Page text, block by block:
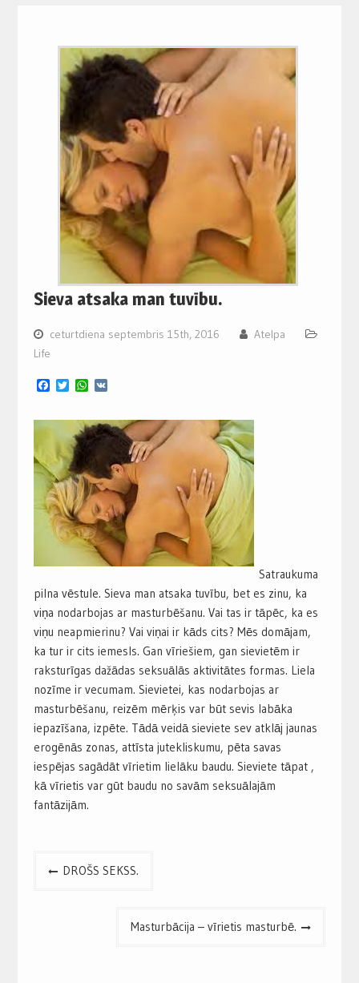
Sieva atsaka man tuvību.
ceturtdiena septembris 15th, 2016
Atelpa
Life
Facebook
TwitterWhatsApp
VK
Satraukuma
pilna vēstule. Sieva man atsaka tuvību, bet es zinu, ka
viņa nodarbojas ar masturbēšanu. Vai tas ir tāpēc, ka es
viņu neapmierinu? Vai viņai ir kāds cits? Mēs domājam,
ka tur ir cits iemesls. Gan vīriešiem, gan sievietēm ir
raksturīgas dažādas seksuālās aktivitātes formas. Liela
nozīme ir vecumam. Sievietei, kas nodarbojas ar
masturbēšanu, reizēm mērķis var būt sevis labāka
iepazīšana, izpēte. Tādā veidā sieviete sev atklāj jaunas
erogēnās zonas, attīsta jutekliskumu, pēta savas
iespējas sagādāt vīrietim lielāku baudu. Sieviete tāpat ,
kā vīrietis var gūt baudu no savām seksuālajām
fantāzijām.
PostDROŠS SEKSS.
Masturbācija – vīrietis masturbē.